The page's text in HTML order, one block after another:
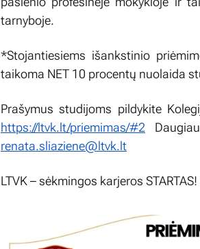
tarnyboje.
*Stojantiesiems išankstinio
taikoma NET 10 procentų nuolaida
Prašymus studijoms pildykite
https://ltvk.lt/priemimas/#2
renata.sliaziene@ltvk.lt
LTVK – sėkmingos karjeros STARTAS!